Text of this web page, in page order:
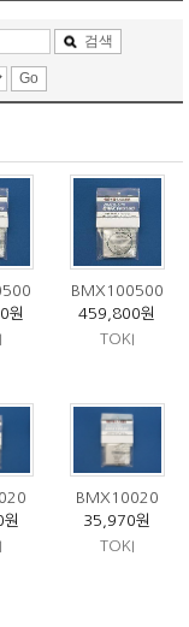
검색
원
BMX100500
459,800원
TOKI
BMX10020
35,970원
TOKI